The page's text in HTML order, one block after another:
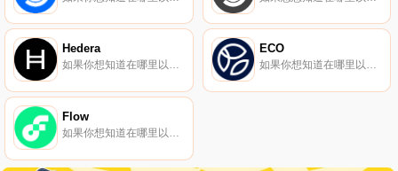
Hedera
如果你想知道在哪里以當前價格購買Hedera,目前交易{Hedera]股票的頂級加密貨幣交易所是Binance、OKX、Bitrue、ByHBARt和Bitget。您可以在我們的加密貨幣交易所頁面上找到其他列表.
ECO
如果你想知道在哪里以當前價格購買ECO,目前交易{ECO]股票的頂級加密貨幣交易所是Uniswap（V2）。您可以在我們的加密貨幣交易所頁面上找到其他列表。什么是Eco？生態貨幣旨在作為法定貨幣的去中心化替代品.
Flow
如果你想知道在哪里以當前價格購買Flow,目前交易{Flow]股票的頂級加密貨幣交易所是Binance、OKX、Deepcoin、BTCEX和Bitrue。您可以在我們的加密貨幣交易所頁面上找到其他列表.